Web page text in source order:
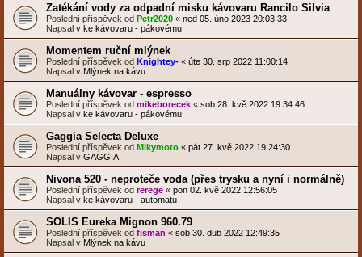
Zatékání vody za odpadní misku kávovaru Rancilo Silvia
Poslední příspěvek od Petr2020 « ned 05. úno 2023 20:03:33
Napsal v ke kávovaru - pákovému
Momentem ruční mlýnek
Poslední příspěvek od Knightey- « úte 30. srp 2022 11:00:14
Napsal v Mlýnek na kávu
Manuálny kávovar - espresso
Poslední příspěvek od mikeborecek « sob 28. kvě 2022 19:34:46
Napsal v ke kávovaru - pákovému
Gaggia Selecta Deluxe
Poslední příspěvek od Mikymoto « pát 27. kvě 2022 19:24:30
Napsal v GAGGIA
Nivona 520 - neproteče voda (přes trysku a nyní i normálně)
Poslední příspěvek od rerege « pon 02. kvě 2022 12:56:05
Napsal v ke kávovaru - automatu
SOLIS Eureka Mignon 960.79
Poslední příspěvek od fisman « sob 30. dub 2022 12:49:35
Napsal v Mlýnek na kávu